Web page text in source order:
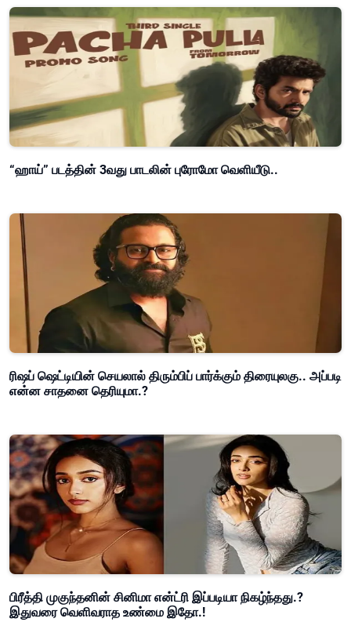
“ஹாய்” படத்தின் 3வது பாடலின் புரோமோ வெளியீடு..
ரிஷப் ஷெட்டியின் செயலால் திரும்பிப் பார்க்கும் திரையுலகு.. அப்படி
என்ன சாதனை தெரியுமா.?
பிரீத்தி முகுந்தனின் சினிமா என்ட்ரி இப்படியா நிகழ்ந்தது.?
இதுவரை வெளிவராத உண்மை இதோ.!